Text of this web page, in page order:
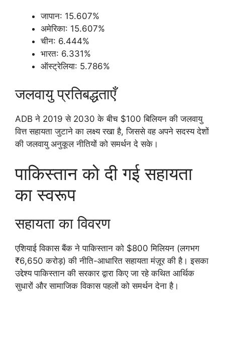
जापान: 15.607%
अमेरिका: 15.607%
चीन: 6.444%
भारत: 6.331%
ऑस्ट्रेलिया: 5.786%
जलवायु प्रतिबद्धताएँ
ADB ने 2019 से 2030 के बीच $100 बिलियन की जलवायु
वित्त सहायता जुटाने का लक्ष्य रखा है, जिससे वह अपने सदस्य देशों
की जलवायु अनुकूल नीतियों को समर्थन दे सके।
पाकिस्तान को दी गई सहायता
का स्वरूप
सहायता का विवरण
एशियाई विकास बैंक ने पाकिस्तान को $800 मिलियन (लगभग
₹6,650 करोड़) की नीति-आधारित सहायता मंज़ूर की है। इसका
उद्देश्य पाकिस्तान की सरकार द्वारा किए जा रहे कथित आर्थिक
सुधारों और सामाजिक विकास पहलों को समर्थन देना है।